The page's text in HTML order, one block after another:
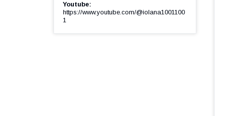
Youtube
https://www.youtube.com/@iolana1001100
1